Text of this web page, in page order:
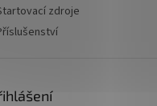
zdroje